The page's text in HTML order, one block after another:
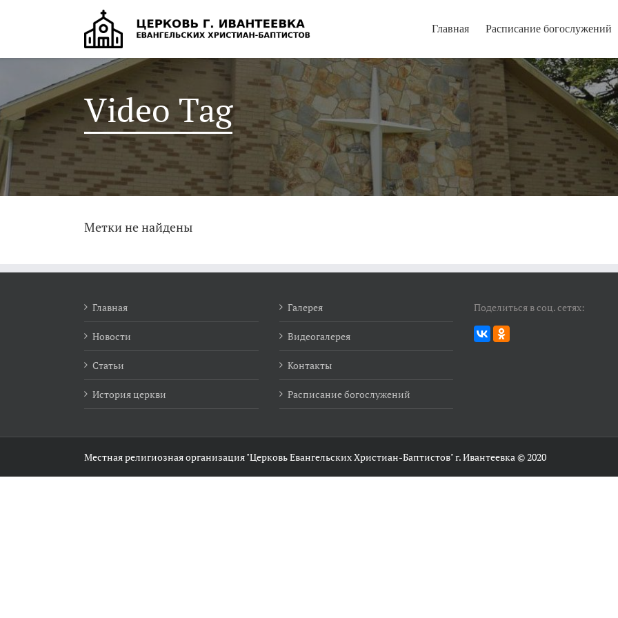
Главная Расписание богослужений
Video Tag
Метки не найдены
Главная
Новости
Статьи
История церкви
Галерея
Видеогалерея
Контакты
Расписание богослужений
Поделиться в соц. сетях:
Местная религиозная организация "Церковь Евангельских Христиан-Баптистов" г. Ивантеевка © 2020